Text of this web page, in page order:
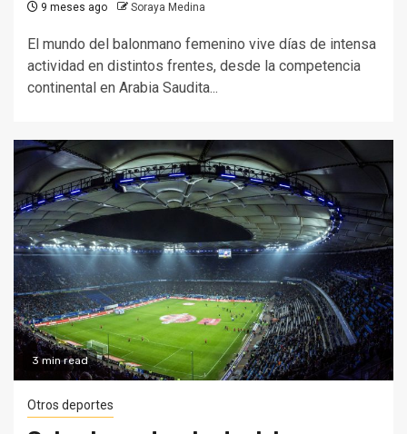
9 meses ago Soraya Medina
El mundo del balonmano femenino vive días de intensa
actividad en distintos frentes, desde la competencia
continental en Arabia Saudita...
3 min read
Otros deportes